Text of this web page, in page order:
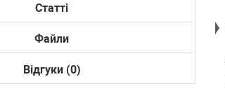
Статті
Файли
Відгуки (0)